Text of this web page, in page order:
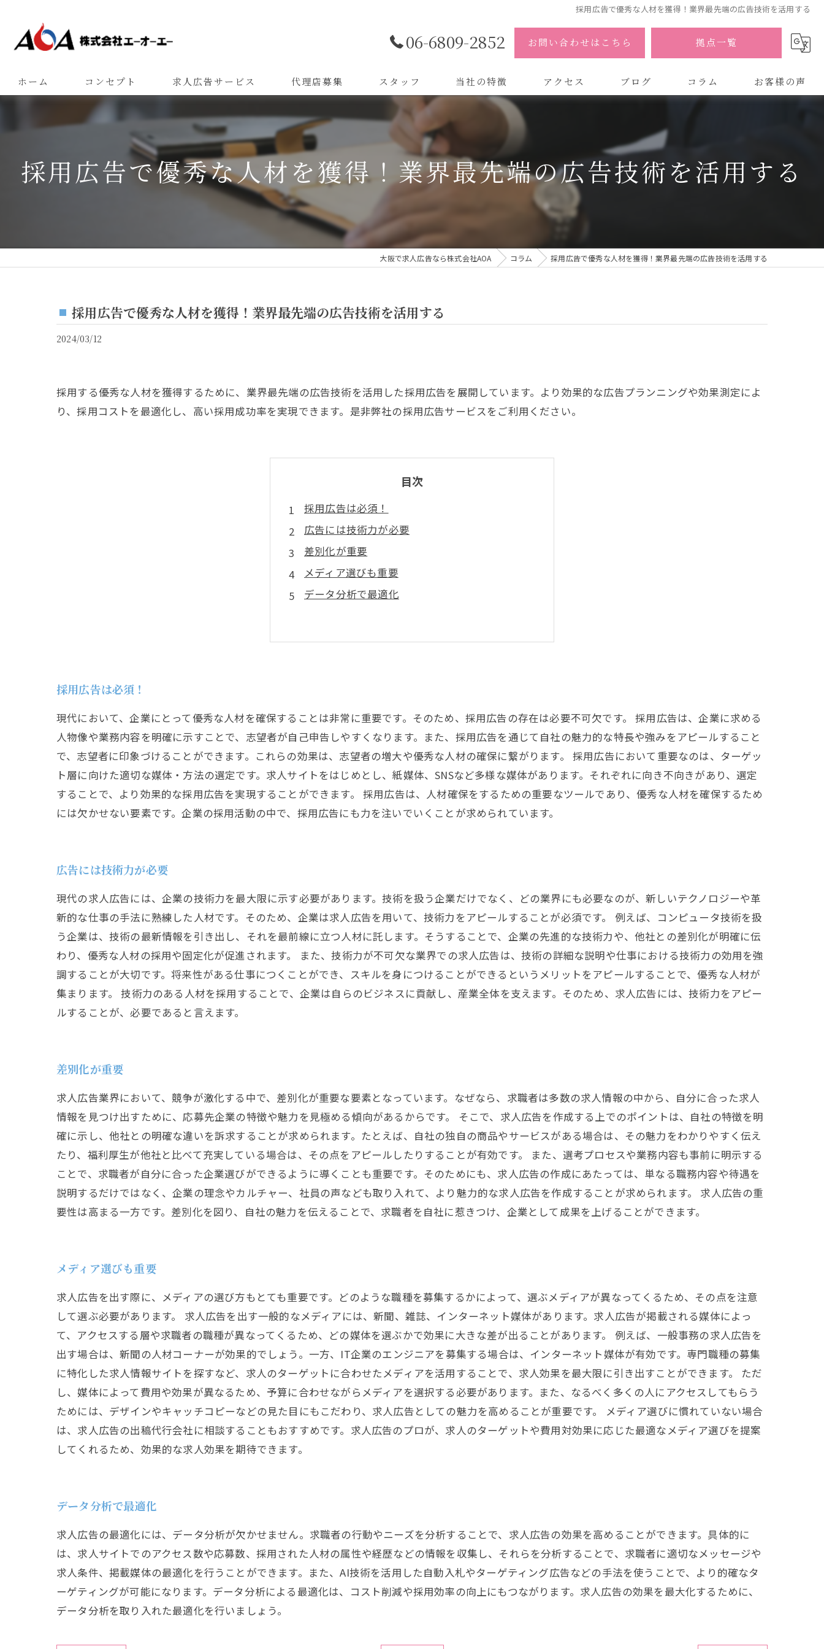
採用広告で優秀な人材を獲得！業界最先端の広告技術を活用する
06-6809-2852 お問い合わせはこちら 拠点一覧
ホーム コンセプト 求人広告サービス 代理店募集 スタッフ 当社の特徴
代理店
バイトル
アクセス
株式会社AOA 東京 渋谷オフィス
株式会社AOA 南森町オフィス
ブログ コラム お客様の声
採用広告で優秀な人材を獲得！業界最先端の広告技術を活用する
大阪で求人広告なら株式会社AOA コラム 採用広告で優秀な人材を獲得！業界最先端の広告技術を活用する
採用広告で優秀な人材を獲得！業界最先端の広告技術を活用する
2024/03/12
採用する優秀な人材を獲得するために、業界最先端の広告技術を活用した採用広告を展開しています。より効果的な広告プランニングや効果測定によ
り、採用コストを最適化し、高い採用成功率を実現できます。是非弊社の採用広告サービスをご利用ください。
目次
採用広告は必須！
広告には技術力が必要
差別化が重要
メディア選びも重要
データ分析で最適化
採用広告は必須！
現代において、企業にとって優秀な人材を確保することは非常に重要です。そのため、採用広告の存在は必要不可欠です。 採用広告は、企業に求める
人物像や業務内容を明確に示すことで、志望者が自己申告しやすくなります。また、採用広告を通じて自社の魅力的な特長や強みをアピールすること
で、志望者に印象づけることができます。これらの効果は、志望者の増大や優秀な人材の確保に繋がります。 採用広告において重要なのは、ターゲッ
ト層に向けた適切な媒体・方法の選定です。求人サイトをはじめとし、紙媒体、SNSなど多様な媒体があります。それぞれに向き不向きがあり、選定
することで、より効果的な採用広告を実現することができます。 採用広告は、人材確保をするための重要なツールであり、優秀な人材を確保するため
には欠かせない要素です。企業の採用活動の中で、採用広告にも力を注いでいくことが求められています。
広告には技術力が必要
現代の求人広告には、企業の技術力を最大限に示す必要があります。技術を扱う企業だけでなく、どの業界にも必要なのが、新しいテクノロジーや革
新的な仕事の手法に熟練した人材です。そのため、企業は求人広告を用いて、技術力をアピールすることが必須です。 例えば、コンピュータ技術を扱
う企業は、技術の最新情報を引き出し、それを最前線に立つ人材に託します。そうすることで、企業の先進的な技術力や、他社との差別化が明確に伝
わり、優秀な人材の採用や固定化が促進されます。 また、技術力が不可欠な業界での求人広告は、技術の詳細な説明や仕事における技術力の効用を強
調することが大切です。将来性がある仕事につくことができ、スキルを身につけることができるというメリットをアピールすることで、優秀な人材が
集まります。 技術力のある人材を採用することで、企業は自らのビジネスに貢献し、産業全体を支えます。そのため、求人広告には、技術力をアピー
ルすることが、必要であると言えます。
差別化が重要
求人広告業界において、競争が激化する中で、差別化が重要な要素となっています。なぜなら、求職者は多数の求人情報の中から、自分に合った求人
情報を見つけ出すために、応募先企業の特徴や魅力を見極める傾向があるからです。 そこで、求人広告を作成する上でのポイントは、自社の特徴を明
確に示し、他社との明確な違いを訴求することが求められます。たとえば、自社の独自の商品やサービスがある場合は、その魅力をわかりやすく伝え
たり、福利厚生が他社と比べて充実している場合は、その点をアピールしたりすることが有効です。 また、選考プロセスや業務内容も事前に明示する
ことで、求職者が自分に合った企業選びができるように導くことも重要です。そのためにも、求人広告の作成にあたっては、単なる職務内容や待遇を
説明するだけではなく、企業の理念やカルチャー、社員の声なども取り入れて、より魅力的な求人広告を作成することが求められます。 求人広告の重
要性は高まる一方です。差別化を図り、自社の魅力を伝えることで、求職者を自社に惹きつけ、企業として成果を上げることができます。
メディア選びも重要
求人広告を出す際に、メディアの選び方もとても重要です。どのような職種を募集するかによって、選ぶメディアが異なってくるため、その点を注意
して選ぶ必要があります。 求人広告を出す一般的なメディアには、新聞、雑誌、インターネット媒体があります。求人広告が掲載される媒体によっ
て、アクセスする層や求職者の職種が異なってくるため、どの媒体を選ぶかで効果に大きな差が出ることがあります。 例えば、一般事務の求人広告を
出す場合は、新聞の人材コーナーが効果的でしょう。一方、IT企業のエンジニアを募集する場合は、インターネット媒体が有効です。専門職種の募集
に特化した求人情報サイトを探すなど、求人のターゲットに合わせたメディアを活用することで、求人効果を最大限に引き出すことができます。 ただ
し、媒体によって費用や効果が異なるため、予算に合わせながらメディアを選択する必要があります。また、なるべく多くの人にアクセスしてもらう
ためには、デザインやキャッチコピーなどの見た目にもこだわり、求人広告としての魅力を高めることが重要です。 メディア選びに慣れていない場合
は、求人広告の出稿代行会社に相談することもおすすめです。求人広告のプロが、求人のターゲットや費用対効果に応じた最適なメディア選びを提案
してくれるため、効果的な求人効果を期待できます。
データ分析で最適化
求人広告の最適化には、データ分析が欠かせません。求職者の行動やニーズを分析することで、求人広告の効果を高めることができます。具体的に
は、求人サイトでのアクセス数や応募数、採用された人材の属性や経歴などの情報を収集し、それらを分析することで、求職者に適切なメッセージや
求人条件、掲載媒体の最適化を行うことができます。また、AI技術を活用した自動入札やターゲティング広告などの手法を使うことで、より的確なタ
ーゲティングが可能になります。データ分析による最適化は、コスト削減や採用効率の向上にもつながります。求人広告の効果を最大化するために、
データ分析を取り入れた最適化を行いましょう。